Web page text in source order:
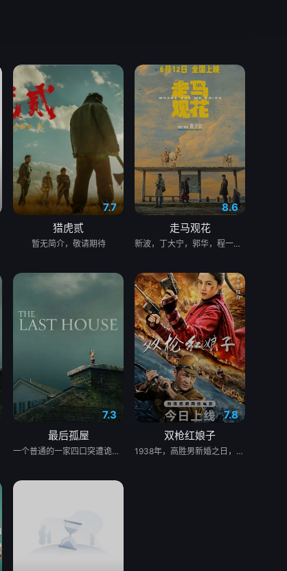
7.7
猎虎贰
暂无简介，敬请期待
8.6
走马观花
新波，丁大宁，郭华，程一木他们毕业于同一所大学。他们和很多年轻人一样，自以为是，敏感错弱，没有被认可的才华。他们来自不同的地方，却有一个共同的愿望“出人头地”。在经过几段荒唐的创业求职后，他们选择了逃离。从都市到县城再到无人区。 这是一部关于青年成长的故事，当他们面对婚姻，家庭，事业的时候，他们依旧像没有长大的孩子。可时间不会听你解释，它已经熟练的将你送入人生的另一个轨道。他们开始慌张，计划逃跑。像失恋的少女一般，指责对方的背叛，同时谁也无法忘记那些美好的时光。
7.3
最后孤屋
一个普通的一家四口突遭诡异变故，被困在自家房屋中超过 1000 天无法出门。在资源消耗殆尽与未知神秘威胁的双重逼迫下，一家人必须想方设法联手求生，打破这间禁锢生命的困局。
7.8
双枪红娘子
1938年，高胜男新婚之日，丈夫被日军残害，父辈亦遭屠戮。她举枪聚义，屡袭敌寇威震四方，后得八路军指点决心投身革命。日军欲诱杀高胜男，她孤身赴战舍命换乡亲周全。千钧一发间，八路军突袭而至全歼敌寇，高胜男血染沙场，生死未卜……